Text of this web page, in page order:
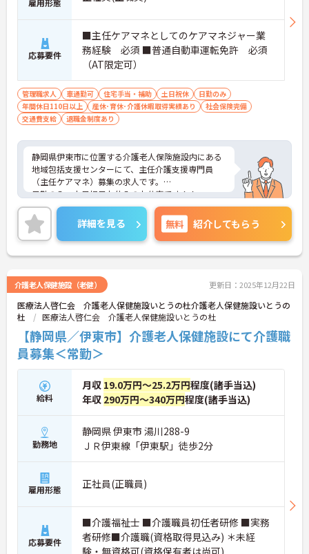
応募要件
■主任ケアマネとしてのケアマネジャー業
務経験 必須 ■普通自動車運転免許 必須
（AT限定可）
管理職求人 車通勤可 住宅手当・補助 土日祝休
日勤のみ
年間休日110日以上
産休･育休･介護休暇取得実績あり
社会保険完備
交通費支給
退職金制度あり
静岡県伊東市に位置する介護老人保険施設内にある
地域包括支援センターにて、主任介護支援専門員
（主任ケアマネ）募集の求人です。
日勤のみ、土日祝日お休みのお仕事です！！
ご興味をお持ちの方は、お気軽にお問い合わせくだ
さい。
詳細を見る 無料 紹介してもらう
介護老人保健施設（老健） 更新日：2025年12月22日
医療法人啓仁会 介護老人保健施設いとうの杜介護老人保健施設いとうの
杜
医療法人啓仁会 介護老人保健施設いとうの杜
【静岡県／伊東市】介護老人保健施設にて介護職
員募集＜常勤＞
給料
月収 19.0万円～25.2万円程度(諸手当込)
年収 290万円～340万円程度(諸手当込)
勤務地
静岡県 伊東市 湯川288-9
ＪＲ伊東線「伊東駅」徒歩2分
雇用形態 正社員(正職員)
応募要件
■介護福祉士 ■介護職員初任者研修 ■実務
者研修■介護職(資格取得見込み) ＊未経
験・無資格可(資格保有者は尚可)